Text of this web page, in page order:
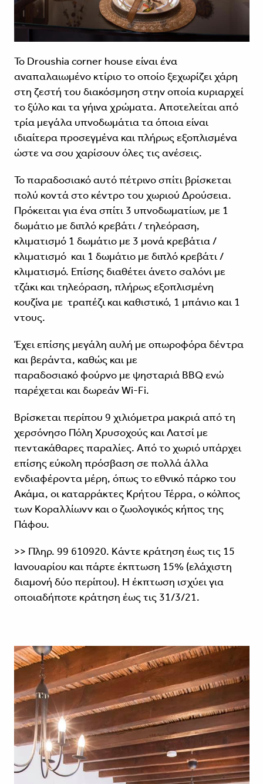
Το Droushia corner house είναι ένα
αναπαλαιωμένο κτίριο το οποίο ξεχωρίζει χάρη
στη ζεστή του διακόσμηση στην οποία κυριαρχεί
το ξύλο και τα γήινα χρώματα. Αποτελείται από
τρία μεγάλα υπνοδωμάτια τα όποια είναι
ιδιαίτερα προσεγμένα και πλήρως εξοπλισμένα
ώστε να σου χαρίσουν όλες τις ανέσεις.
Το παραδοσιακό αυτό πέτρινο σπίτι βρίσκεται
πολύ κοντά στο κέντρο του χωριού Δρούσεια.
Πρόκειται για ένα σπίτι 3 υπνοδωματίων, με 1
δωμάτιο με διπλό κρεβάτι / τηλεόραση,
κλιματισμό 1 δωμάτιο με 3 μονά κρεβάτια /
κλιματισμό και 1 δωμάτιο με διπλό κρεβάτι /
κλιματισμό. Επίσης διαθέτει άνετο σαλόνι με
τζάκι και τηλεόραση, πλήρως εξοπλισμένη
κουζίνα με τραπέζι και καθιστικό, 1 μπάνιο και 1
ντους.
Έχει επίσης μεγάλη αυλή με οπωροφόρα δέντρα
και βεράντα, καθώς και με
παραδοσιακό φούρνο με ψησταριά BBQ ενώ
παρέχεται και δωρεάν Wi-Fi.
Βρίσκεται περίπου 9 χιλιόμετρα μακριά από τη
χερσόνησο Πόλη Χρυσοχούς και Λατσί με
πεντακάθαρες παραλίες. Από το χωριό υπάρχει
επίσης εύκολη πρόσβαση σε πολλά άλλα
ενδιαφέροντα μέρη, όπως το εθνικό πάρκο του
Ακάμα, οι καταρράκτες Κρήτου Τέρρα, ο κόλπος
των Κοραλλίωνν και ο ζωολογικός κήπος της
Πάφου.
>> Πληρ. 99 610920. Κάντε κράτηση έως τις 15
Ιανουαρίου και πάρτε έκπτωση 15% (ελάχιστη
διαμονή δύο περίπου). Η έκπτωση ισχύει για
οποιαδήποτε κράτηση έως τις 31/3/21.